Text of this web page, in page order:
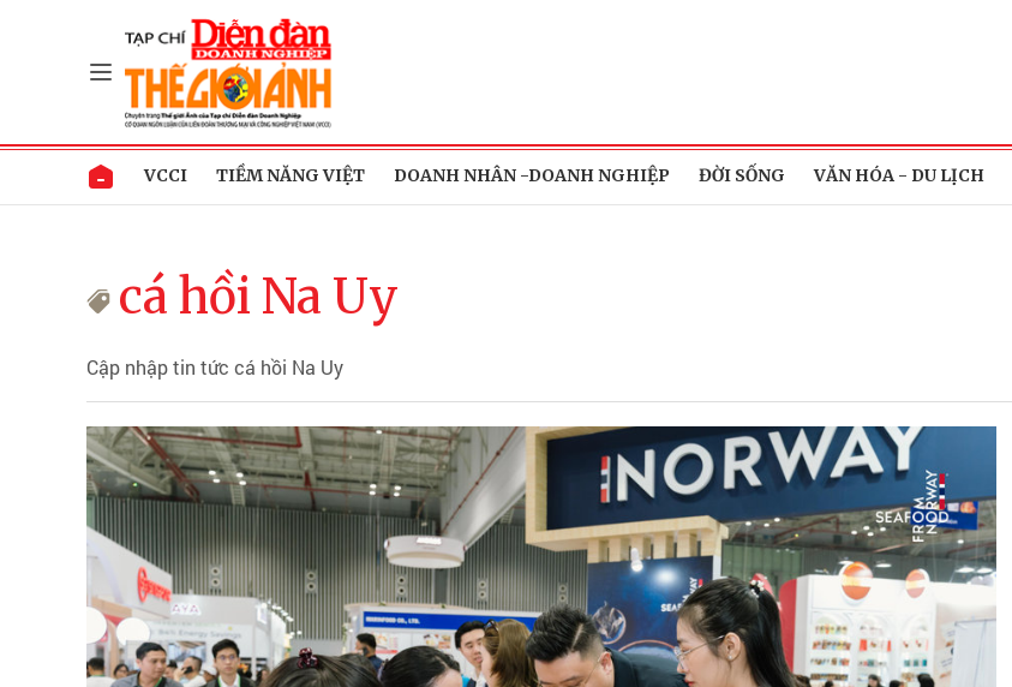
VCCI TIỀM NĂNG VIỆT DOANH NHÂN -DOANH NGHIỆP ĐỜI SỐNG VĂN HÓA - DU LỊCH
cá hồi Na Uy
Cập nhập tin tức cá hồi Na Uy